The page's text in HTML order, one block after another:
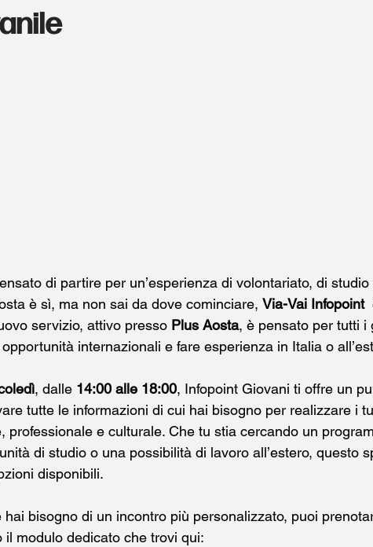
di partire per un’esperienza di volontariato, di studio
è sì, ma non sai da dove cominciare, Via-Vai Infopoint
servizio, attivo presso Plus Aosta, è pensato per tutti i
internazionali e fare esperienza in Italia o
, dalle 14:00 alle 18:00, Infopoint Giovani ti offre un
tutte le informazioni di cui hai bisogno per realizzare i
professionale e culturale. Che tu stia cercando un
di studio o una possibilità di lavoro all’estero, questo
disponibili.
hai bisogno di un incontro più personalizzato, puoi
il modulo dedicato che trovi qui: